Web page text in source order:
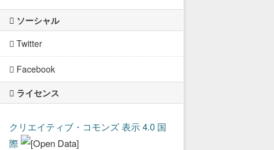
ソーシャル
Twitter
Facebook
ライセンス
クリエイティブ・コモンズ 表示 4.0 国
際